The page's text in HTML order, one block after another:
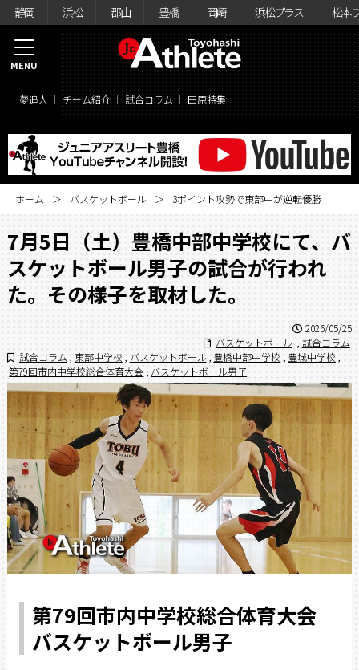
静岡 浜松 郡山 豊橋 岡崎 浜松プラス 松本
夢追人 チーム紹介 試合コラム 田原特集
MENU
ホーム バスケットボール 3ポイント攻勢で東部中が逆転優勝
7月5日（土）豊橋中部中学校にて、バ
スケットボール男子の試合が行われ
た。その様子を取材した。
2026/05/25
バスケットボール
試合コラム
試合コラム , 東部中学校 , バスケットボール , 豊橋中部中学校 豊城中学校 ,
第79回市内中学校総合体育大会 バスケットボール男子
第79回市内中学校総合体育大会
バスケットボール男子